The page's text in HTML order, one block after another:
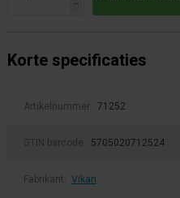
h
Korte specificaties
Artikelnummer: 71252
GTIN barcode: 5705020712524
Fabrikant: Vikan